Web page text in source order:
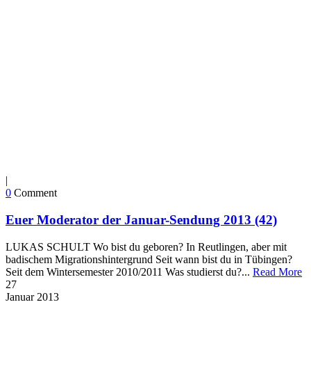
|
0 Comment
Euer Moderator der Januar-Sendung 2013 (42)
LUKAS SCHULT Wo bist du geboren? In Reutlingen, aber mit
badischem Migrationshintergrund Seit wann bist du in Tübingen?
Seit dem Wintersemester 2010/2011 Was studierst du?... Read More
27
Januar 2013